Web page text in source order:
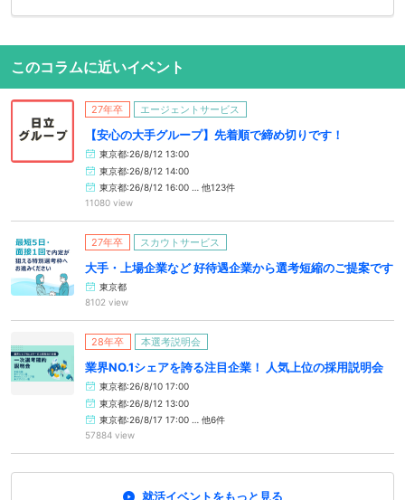
このコラムに近いイベント
27年卒 エージェントサービス
【安心の大手グループ】先着順で締め切りです！
東京都:26/8/12 13:00
東京都:26/8/12 14:00
東京都:26/8/12 16:00 … 他123件
11080 view
27年卒 スカウトサービス
大手・上場企業など 好待遇企業から選考短縮のご提案です
東京都
8102 view
28年卒 本選考説明会
業界NO.1シェアを誇る注目企業！ 人気上位の採用説明会
東京都:26/8/10 17:00
東京都:26/8/12 13:00
東京都:26/8/17 17:00 … 他6件
57884 view
就活イベントをもっと見る